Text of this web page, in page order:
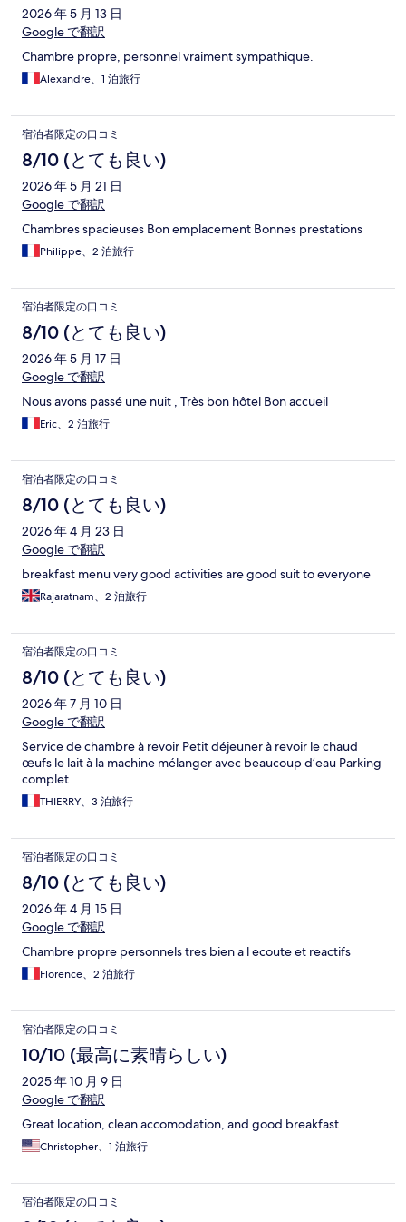
2026 年 5 月 13 日
Google で翻訳
Chambre propre, personnel vraiment sympathique.
Alexandre、1 泊旅行
宿泊者限定の口コミ
8/10 (とても良い)
2026 年 5 月 21 日
Google で翻訳
Chambres spacieuses Bon emplacement Bonnes prestations
Philippe、2 泊旅行
宿泊者限定の口コミ
8/10 (とても良い)
2026 年 5 月 17 日
Google で翻訳
Nous avons passé une nuit , Très bon hôtel Bon accueil
Eric、2 泊旅行
宿泊者限定の口コミ
8/10 (とても良い)
2026 年 4 月 23 日
Google で翻訳
breakfast menu very good activities are good suit to everyone
Rajaratnam、2 泊旅行
宿泊者限定の口コミ
8/10 (とても良い)
2026 年 7 月 10 日
Google で翻訳
Service de chambre à revoir Petit déjeuner à revoir le chaud
œufs le lait à la machine mélanger avec beaucoup d’eau Parking
complet
THIERRY、3 泊旅行
宿泊者限定の口コミ
8/10 (とても良い)
2026 年 4 月 15 日
Google で翻訳
Chambre propre personnels tres bien a l ecoute et reactifs
Florence、2 泊旅行
宿泊者限定の口コミ
10/10 (最高に素晴らしい)
2025 年 10 月 9 日
Google で翻訳
Great location, clean accomodation, and good breakfast
Christopher、1 泊旅行
宿泊者限定の口コミ